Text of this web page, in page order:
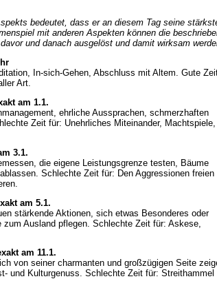
bedeutet, dass er an diesem Tag seine
mit anderen Aspekten können die
und danach ausgelöst und damit wirksam
In-sich-Gehen, Abschluss mit Altem. Gute
Art.
am 1.1.
ehrliche Aussprachen, schmerzhaften
Zeit für: Unehrliches Miteinander, Machtspiele,
3.1.
die eigene Leistungsgrenze testen, Bäume
Schlechte Zeit für: Den Aggressionen freien
am 5.1.
stärkende Aktionen, sich etwas Besonderes oder
Ausland pflegen. Schlechte Zeit für: Askese,
am 11.1.
von seiner charmanten und großzügigen Seite
und Kulturgenuss. Schlechte Zeit für: Streithammel